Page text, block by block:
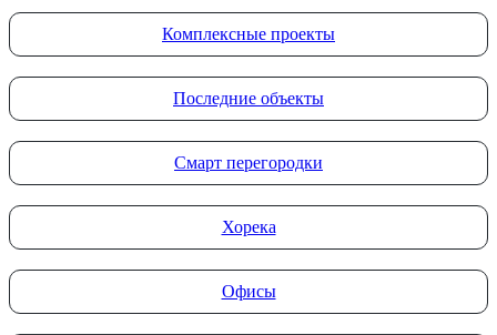
Комплексные проекты
Последние объекты
Смарт перегородки
Хорека
Офисы